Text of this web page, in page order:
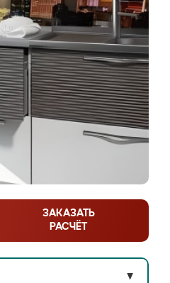
ЗАКАЗАТЬ
РАСЧЁТ
▼